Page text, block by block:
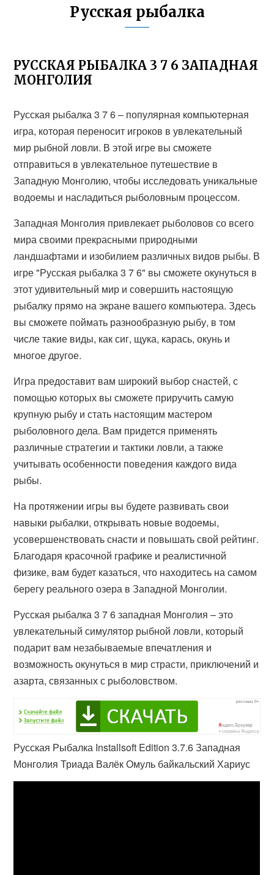
Русская рыбалка
РУССКАЯ РЫБАЛКА 3 7 6 ЗАПАДНАЯ
МОНГОЛИЯ
Русская рыбалка 3 7 6 – популярная компьютерная
игра, которая переносит игроков в увлекательный
мир рыбной ловли. В этой игре вы сможете
отправиться в увлекательное путешествие в
Западную Монголию, чтобы исследовать уникальные
водоемы и насладиться рыболовным процессом.
Западная Монголия привлекает рыболовов со всего
мира своими прекрасными природными
ландшафтами и изобилием различных видов рыбы. В
игре "Русская рыбалка 3 7 6" вы сможете окунуться в
этот удивительный мир и совершить настоящую
рыбалку прямо на экране вашего компьютера. Здесь
вы сможете поймать разнообразную рыбу, в том
числе такие виды, как сиг, щука, карась, окунь и
многое другое.
Игра предоставит вам широкий выбор снастей, с
помощью которых вы сможете приручить самую
крупную рыбу и стать настоящим мастером
рыболовного дела. Вам придется применять
различные стратегии и тактики ловли, а также
учитывать особенности поведения каждого вида
рыбы.
На протяжении игры вы будете развивать свои
навыки рыбалки, открывать новые водоемы,
усовершенствовать снасти и повышать свой рейтинг.
Благодаря красочной графике и реалистичной
физике, вам будет казаться, что находитесь на самом
берегу реального озера в Западной Монголии.
Русская рыбалка 3 7 6 западная Монголия – это
увлекательный симулятор рыбной ловли, который
подарит вам незабываемые впечатления и
возможность окунуться в мир страсти, приключений и
азарта, связанных с рыболовством.
Русская Рыбалка Installsoft Edition 3.7.6 Западная
Монголия Триада Валёк Омуль байкальский Хариус